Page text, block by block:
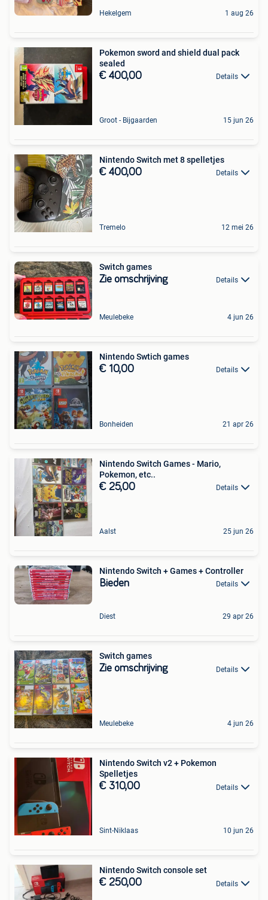
Hekelgem 1 aug 26
Pokemon sword and shield dual pack
sealed
€ 400,00 Details
Groot - Bijgaarden 15 jun 26
Nintendo Switch met 8 spelletjes
€ 400,00 Details
Tremelo 12 mei 26
Switch games
Zie omschrijving Details
Meulebeke 4 jun 26
Nintendo Swtich games
€ 10,00 Details
Bonheiden 21 apr 26
Nintendo Switch Games - Mario,
Pokemon, etc..
€ 25,00 Details
Aalst 25 jun 26
Nintendo Switch + Games + Controller
Bieden Details
Diest 29 apr 26
Switch games
Zie omschrijving Details
Meulebeke 4 jun 26
Nintendo Switch v2 + Pokemon
Spelletjes
€ 310,00 Details
Sint-Niklaas 10 jun 26
Nintendo Switch console set
€ 250,00 Details